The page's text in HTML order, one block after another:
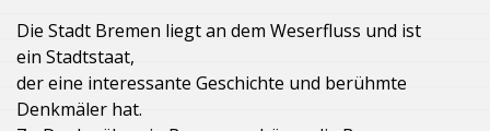
Die Stadt Bremen liegt an dem Weserfluss und ist
ein Stadtstaat,
der eine interessante Geschichte und berühmte
Denkmäler hat.